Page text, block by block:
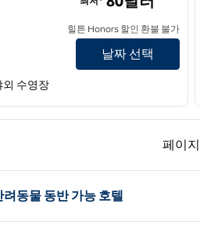
닥터의 호텔 세부 정보를 확인하십시오.
힐튼 Honors 할인 환불 불가
날짜 선택
외 수영장
이전 페이
페이지
동물 동반 가능 호텔